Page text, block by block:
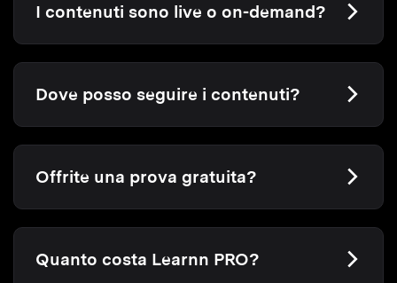
I contenuti sono live o on-demand?
Dove posso seguire i contenuti?
Offrite una prova gratuita?
Quanto costa Learnn PRO?